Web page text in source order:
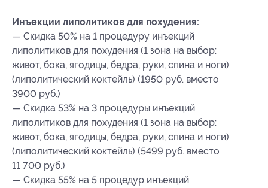
Инъекции липолитиков для похудения:
— Скидка 50% на 1 процедуру инъекций
липолитиков для похудения (1 зона на выбор:
живот, бока, ягодицы, бедра, руки, спина и ноги)
(липолитический коктейль) (1950 руб. вместо
3900 руб.)
— Скидка 53% на 3 процедуры инъекций
липолитиков для похудения (1 зона на выбор:
живот, бока, ягодицы, бедра, руки, спина и ноги)
(липолитический коктейль) (5499 руб. вместо
11 700 руб.)
— Скидка 55% на 5 процедур инъекций